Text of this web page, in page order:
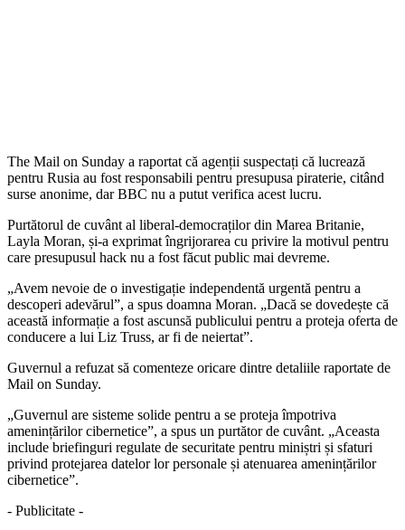
The Mail on Sunday a raportat că agenții suspectați că lucrează
pentru Rusia au fost responsabili pentru presupusa piraterie, citând
surse anonime, dar BBC nu a putut verifica acest lucru.
Purtătorul de cuvânt al liberal-democraților din Marea Britanie,
Layla Moran, și-a exprimat îngrijorarea cu privire la motivul pentru
care presupusul hack nu a fost făcut public mai devreme.
„Avem nevoie de o investigație independentă urgentă pentru a
descoperi adevărul”, a spus doamna Moran. „Dacă se dovedește că
această informație a fost ascunsă publicului pentru a proteja oferta de
conducere a lui Liz Truss, ar fi de neiertat”.
Guvernul a refuzat să comenteze oricare dintre detaliile raportate de
Mail on Sunday.
„Guvernul are sisteme solide pentru a se proteja împotriva
amenințărilor cibernetice”, a spus un purtător de cuvânt. „Aceasta
include briefinguri regulate de securitate pentru miniștri și sfaturi
privind protejarea datelor lor personale și atenuarea amenințărilor
cibernetice”.
- Publicitate -